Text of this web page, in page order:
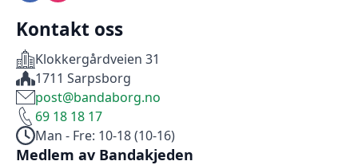
Kontakt oss
Klokkergårdveien 31
1711 Sarpsborg
post@bandaborg.no
69 18 18 17
Man - Fre: 10-18 (10-16)
Medlem av Bandakjeden